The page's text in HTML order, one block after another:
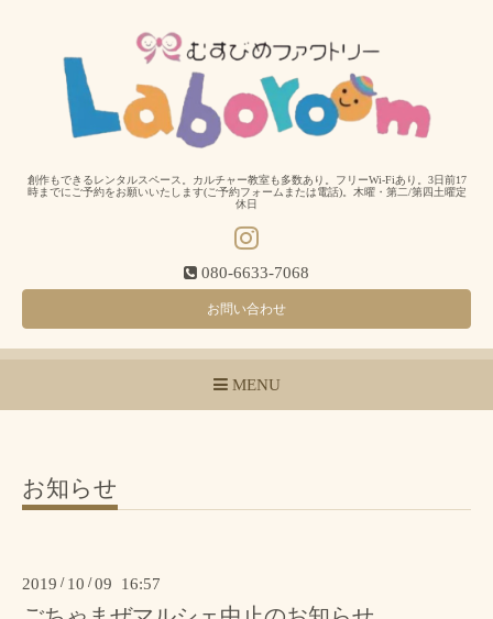
創作もできるレンタルスペース。カルチャー教室も多数あり。フリーWi-Fiあり。3日前17
時までにご予約をお願いいたします(ご予約フォームまたは電話)。木曜・第二/第四土曜定
休日
080-6633-7068
お問い合わせ
MENU
お知らせ
2019 / 10 /09 16:57